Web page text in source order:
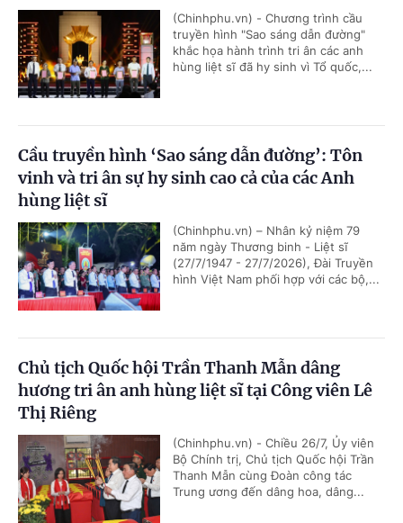
(Chinhphu.vn) - Chương trình cầu
truyền hình "Sao sáng dẫn đường"
khắc họa hành trình tri ân các anh
hùng liệt sĩ đã hy sinh vì Tổ quốc,...
Cầu truyền hình ‘Sao sáng dẫn đường’: Tôn
vinh và tri ân sự hy sinh cao cả của các Anh
hùng liệt sĩ
(Chinhphu.vn) – Nhân kỷ niệm 79
năm ngày Thương binh - Liệt sĩ
(27/7/1947 - 27/7/2026), Đài Truyền
hình Việt Nam phối hợp với các bộ,...
Chủ tịch Quốc hội Trần Thanh Mẫn dâng
hương tri ân anh hùng liệt sĩ tại Công viên Lê
Thị Riêng
(Chinhphu.vn) - Chiều 26/7, Ủy viên
Bộ Chính trị, Chủ tịch Quốc hội Trần
Thanh Mẫn cùng Đoàn công tác
Trung ương đến dâng hoa, dâng...